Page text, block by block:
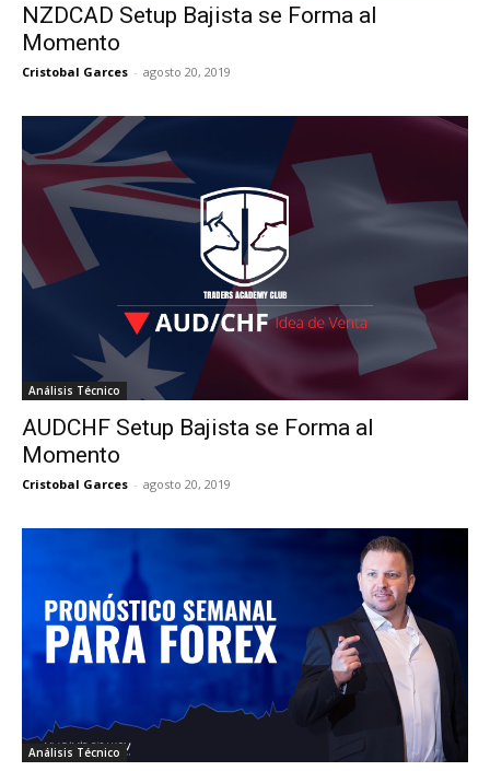
NZDCAD Setup Bajista se Forma al
Momento
Cristobal Garces - agosto 20, 2019
Análisis Técnico
AUDCHF Setup Bajista se Forma al
Momento
Cristobal Garces - agosto 20, 2019
Análisis Técnico